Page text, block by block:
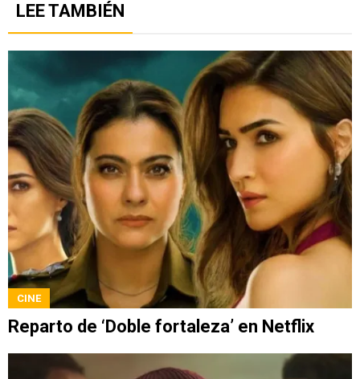
LEE TAMBIÉN
CINE
Reparto de ‘Doble fortaleza’ en Netflix